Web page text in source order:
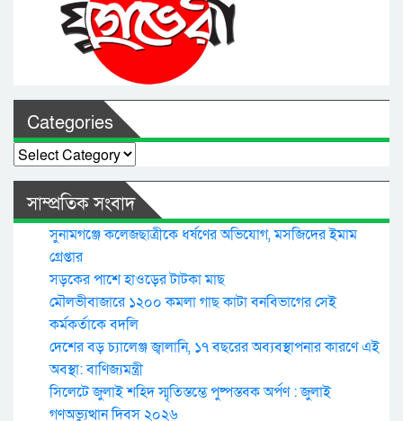
Categories
Categories
সাম্প্রতিক সংবাদ
সুনামগঞ্জে কলেজছাত্রীকে ধর্ষণের অভিযোগ, মসজিদের ইমাম
গ্রেপ্তার
সড়কের পাশে হাওড়ের টাটকা মাছ
মৌলভীবাজারে ১২০০ কমলা গাছ কাটা বনবিভাগের সেই
কর্মকর্তাকে বদলি
দেশের বড় চ্যালেঞ্জ জ্বালানি, ১৭ বছরের অব্যবস্থাপনার কারণে এই
অবস্থা: বাণিজ্যমন্ত্রী
সিলেটে জুলাই শহিদ স্মৃতিস্তম্ভে পুষ্পস্তবক অর্পণ : জুলাই
গণঅভ্যুত্থান দিবস ২০২৬